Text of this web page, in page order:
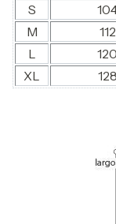
S
M
112
L
120
XL
128